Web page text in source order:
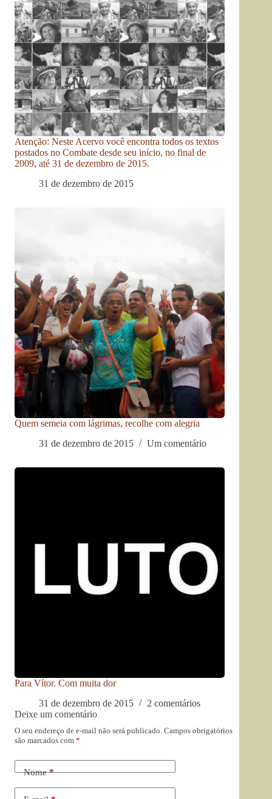
Atenção: Neste Acervo você encontra todos os textos
postados no Combate desde seu início, no final de
2009, até 31 de dezembro de 2015.
31 de dezembro de 2015
Quem semeia com lágrimas, recolhe com alegria
31 de dezembro de 2015
Um comentário
Para Vítor. Com muita dor
31 de dezembro de 2015
2 comentários
Deixe um comentário
O seu endereço de e-mail não será publicado. Campos obrigatórios
são marcados com *
Nome*